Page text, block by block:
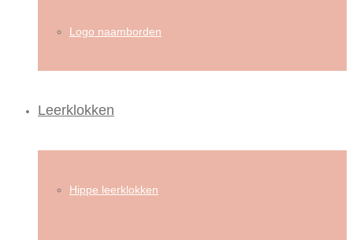
Logo naamborden
Leerklokken
Hippe leerklokken